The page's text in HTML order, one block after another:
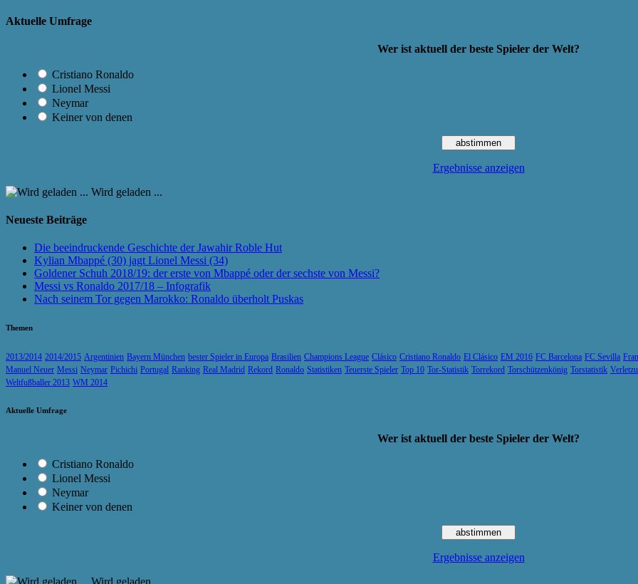
Aktuelle Umfrage
Wer ist aktuell der beste Spieler der Welt?
Cristiano Ronaldo
Lionel Messi
Neymar
Keiner von denen
Ergebnisse anzeigen
Wird geladen ...
Neueste Beiträge
Die beeindruckende Geschichte der Jawahir Roble Hut
Kylian Mbappé (30) jagt Lionel Messi (34)
Goldener Schuh 2018/19: der erste von Mbappé oder der sechste von Messi?
Messi vs Ronaldo 2017/18 – Infografik
Nach seinem Tor gegen Marokko: Ronaldo überholt Puskas
Themen
2013/2014 2014/2015 Argentinien Bayern München bester Spieler in Europa Brasilien Champions League Clásico Cristiano Ronaldo El Clásico EM 2016 FC Barcelona FC Sevilla
Manuel Neuer Messi Neymar Pichichi Portugal Ranking Real Madrid Rekord Ronaldo Statistiken Teuerste Spieler Top 10 Tor-Statistik Torrekord Torschützenkönig Torstatistik
Weltfußballer 2013 WM 2014
Aktuelle Umfrage
Wer ist aktuell der beste Spieler der Welt?
Cristiano Ronaldo
Lionel Messi
Neymar
Keiner von denen
Ergebnisse anzeigen